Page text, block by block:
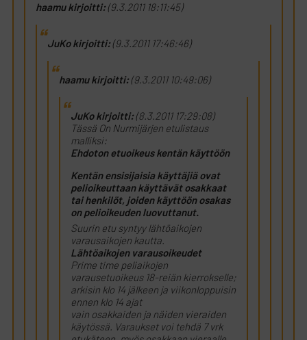
haamu kirjoitti:(9.3.2011 18:11:45)
JuKo kirjoitti:(9.3.2011 17:46:46)
haamu kirjoitti:(9.3.2011 10:49:06)
JuKo kirjoitti:(8.3.2011 17:29:08)
Tässä On Nurmijärjen etulistaus
malliksi:
Ehdoton etuoikeus kentän käyttöön
Kentän ensisijaisia käyttäjiä ovat
pelioikeuttaan käyttävät osakkaat
tai henkilöt, joiden käyttöön osakas
on pelioikeuden luovuttanut.
Suurin etu syntyy lähtöaikojen
varausaikojen kautta.
Lähtöaikojen varausoikeudet
Prime time peliaikojen
varausetuoikeus 18-reiän kierrokselle;
arkisin klo 14 jälkeen ja viikonloppuisin
ennen klo 14 ajat
vain osakkaiden ja näiden vieraiden
käytössä. Varaukset voi tehdä 7 vrk